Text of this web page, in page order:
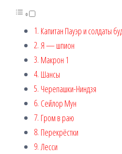
Капитан Пауэр и солдаты
Я — шпион
Макрон 1
Шансы
Черепашки-Ниндзя
Сейлор Мун
Гром в раю
Перекрёстки
Лесси